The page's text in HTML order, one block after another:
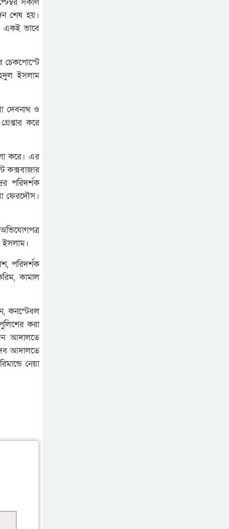
শেষ হয়।
একই ভাবে
চেকপোস্টে
ইসলাম
দেবনাথ ও
করে
করে। এর
কক্সবাজার
পরিদর্শক
ফেরদৌস।
ইসলাম।
পরিদর্শক
কামাল
কনস্টেবল
করা
আদালতে
আদালতে
নেয়া